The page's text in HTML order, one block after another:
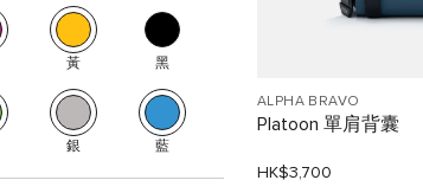
黃 黑
銀 藍
ALPHA BRAVO
Platoon 單肩背囊
HK$3,700